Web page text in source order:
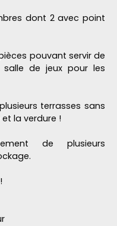
dont 2 avec point
pouvant servir de
de jeux pour les
terrasses sans
la verdure !
de plusieurs